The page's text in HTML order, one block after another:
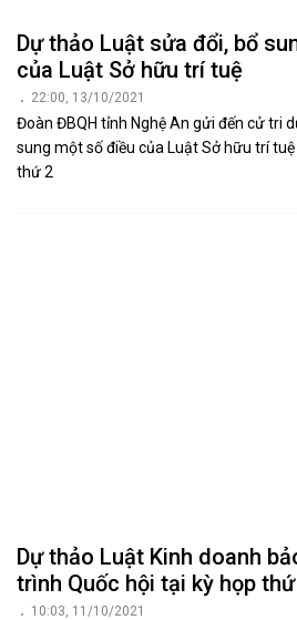
Dự thảo Luật sửa đổi, bổ
của Luật Sở hữu trí tuệ
22:00, 13/10/2021
Đoàn ĐBQH tỉnh Nghệ An gửi đến cử tri
sung một số điều của Luật Sở hữu trí
thứ 2
Dự thảo Luật Kinh doanh
trình Quốc hội tại kỳ họp
10:03, 11/10/2021